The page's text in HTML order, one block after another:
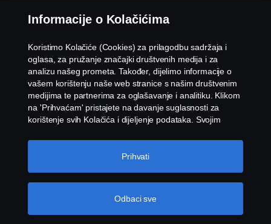
Kolačići
Kontaktirajte nas
Whistleblowing
Postavke Kolačića
© Copyright Scania 2026 Sva prava pridržana.
Scania Hrvatska d.o.o. Karlovačka cesta 96, 10250
Informacije o Kolačićima
Koristimo Kolačiće (Cookies) za prilagodbu sadržaja i
oglasa, za pružanje značajki društvenih medija i za
analizu našeg prometa. Također, dijelimo informacije o
vašem korištenju naše web stranice s našim društvenim
medijima te partnerima za oglašavanje i analitiku. Klikom
na 'Prihvaćam' pristajete na davanje suglasnosti za
korištenje svih Kolačića i dijeljenje podataka. Svojim
Kolačića' i odabirom kategorija koje želite prihvatiti. Za
detaljnije objašnjenje o tome kako koristimo Kolačiće,
Odbaci sve
Prihvati